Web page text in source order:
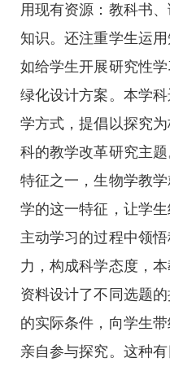
用现有资源：教科书
知识。还注重学生运
如给学生开展研究性
绿化设计方案。本学
学方式，提倡以探究
科的教学改革研究主
特征之一，生物学教
学的这一特征，让学
主动学习的过程中领
力，构成科学态度，
资料设计了不同选题
的实际条件，向学生
亲自参与探究。这种